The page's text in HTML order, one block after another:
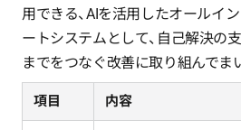
用できる、AIを活用したオールイ
ートシステムとして、自己解決の
までをつなぐ改善に取り組んでま
項目 内容